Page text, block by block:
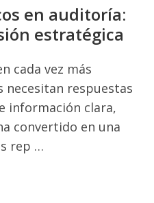
en auditoría:
estratégica
cada vez más
necesitan respuestas
información clara,
convertido en una
rep …